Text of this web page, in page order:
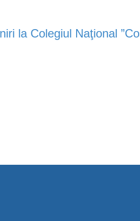
la Colegiul Naţional